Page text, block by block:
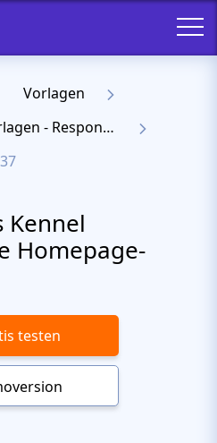
Vorlagen
MotoCMS 3 Vorlagen - Responsive Templates für Website
Kennel
Homepage-
testen